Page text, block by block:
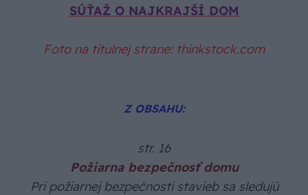
SÚŤAŽ O NAJKRAJŠÍ DOM
Foto na titulnej strane: thinkstock.com
Z OBSAHU:
str. 16
Požiarna bezpečnosť domu
Pri požiarnej bezpečnosti stavieb sa sledujú